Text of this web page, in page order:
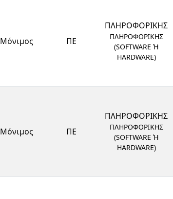
Μόνιμος ΠΕ
ΠΛΗΡΟΦΟΡΙΚΗΣ
ΠΛΗΡΟΦΟΡΙΚΗΣ
(SOFTWARE Ή
HARDWARE)
Μόνιμος ΠΕ
ΠΛΗΡΟΦΟΡΙΚΗΣ
ΠΛΗΡΟΦΟΡΙΚΗΣ
(SOFTWARE Ή
HARDWARE)